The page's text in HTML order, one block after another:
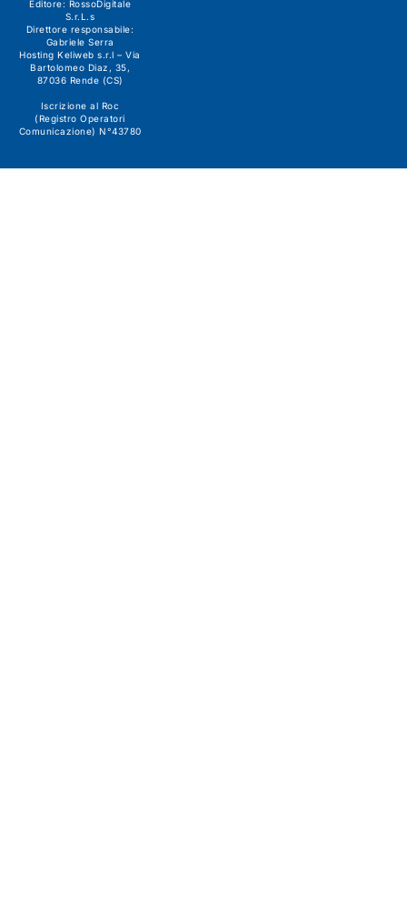
Editore: RossoDigitale
S.r.L.s
Direttore responsabile:
Gabriele Serra
Hosting Keliweb s.r.l – Via
Bartolomeo Diaz, 35,
87036 Rende (CS)
Iscrizione al Roc
(Registro Operatori
Comunicazione) N°43780